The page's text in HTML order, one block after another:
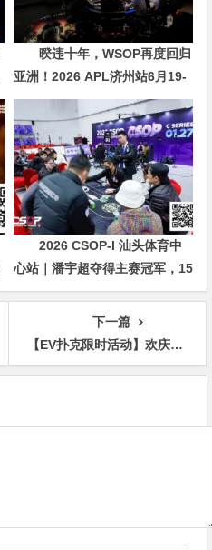
暌违十年，WSOP再度回归
亚洲！2026 APL济州站6月19-
28日盛大登场！
2026 CSOP-I 汕头体育中
心站｜潘宇超夺得主赛冠军，15
年扑克路，圆梦CSOP！
下一篇
【EV扑克限时活动】欢庆吉尼斯新纪录 德扑现金桌 iPhone 15 Pro Max 无限量赠送!